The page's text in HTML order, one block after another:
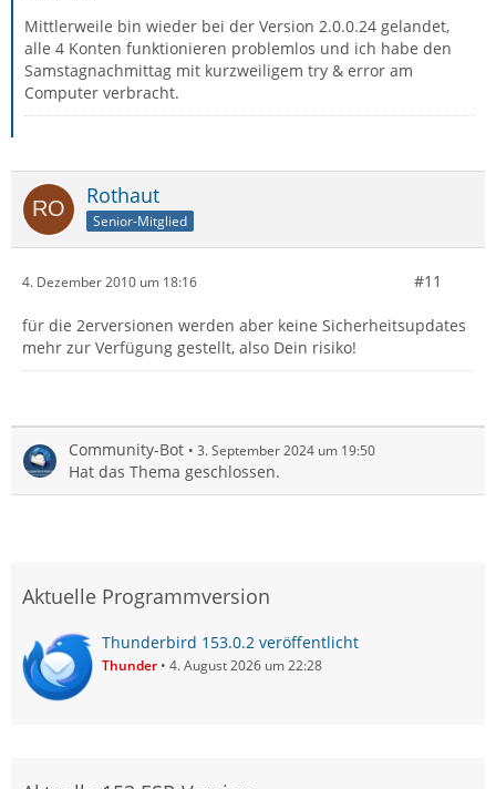
Mittlerweile bin wieder bei der Version 2.0.0.24 gelandet,
alle 4 Konten funktionieren problemlos und ich habe den
Samstagnachmittag mit kurzweiligem try & error am
Computer verbracht.
Rothaut
Senior-Mitglied
4. Dezember 2010 um 18:16 #11
für die 2erversionen werden aber keine Sicherheitsupdates
mehr zur Verfügung gestellt, also Dein risiko!
Community-Bot 3. September 2024 um 19:50
Hat das Thema geschlossen.
Aktuelle Programmversion
Thunderbird 153.0.2 veröffentlicht
Thunder 4. August 2026 um 22:28